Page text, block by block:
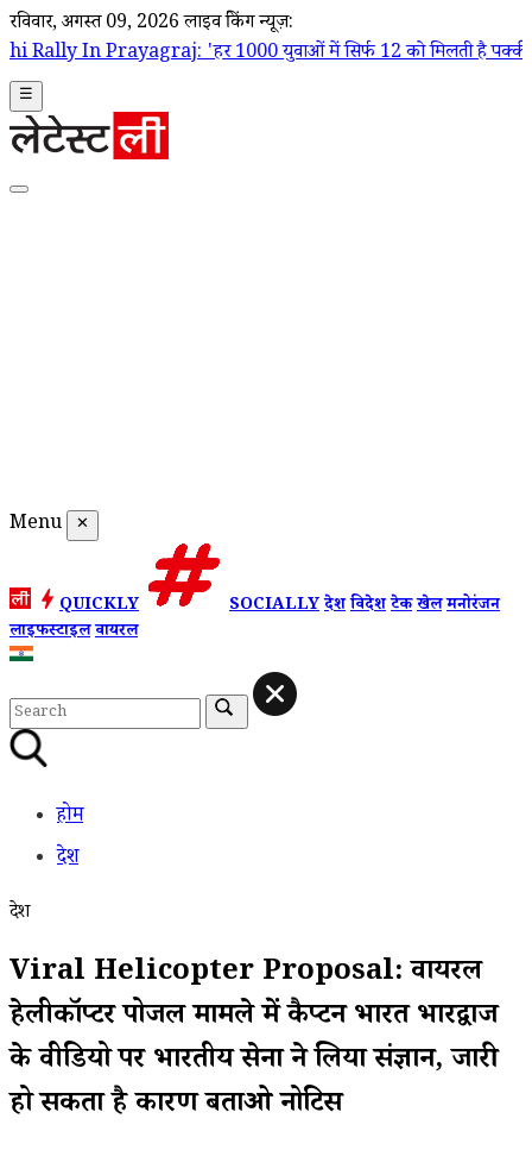
रविवार, अगस्त 09, 2026 लाइव ब्रेकिंग न्यूज़:
'हर 1000 युवाओं में सिर्फ 12 को मिलती है पक्की नौकरी', बेरोजगारी
☰
Menu ✕
QUICKLY SOCIALLYदेशविदेशटेकखेलमनोरंजन
लाइफस्टाइलवायरल
होम
देश
देश
Viral Helicopter Proposal: वायरल
हेलीकॉप्टर प्रपोजल मामले में कैप्टन भारत भारद्वाज
के वीडियो पर भारतीय सेना ने लिया संज्ञान, जारी
हो सकता है कारण बताओ नोटिस